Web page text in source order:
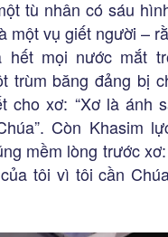
tù nhân có sáu
một vụ giết người –
hết mọi nước mắt
trùm băng đảng bị
cho xơ: “Xơ là ánh
Còn Khasim
mềm lòng trước
tôi vì tôi cần